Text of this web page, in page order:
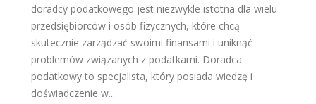
doradcy podatkowego jest niezwykle istotna dla wielu
przedsiębiorców i osób fizycznych, które chcą
skutecznie zarządzać swoimi finansami i uniknąć
problemów związanych z podatkami. Doradca
podatkowy to specjalista, który posiada wiedzę i
doświadczenie w...